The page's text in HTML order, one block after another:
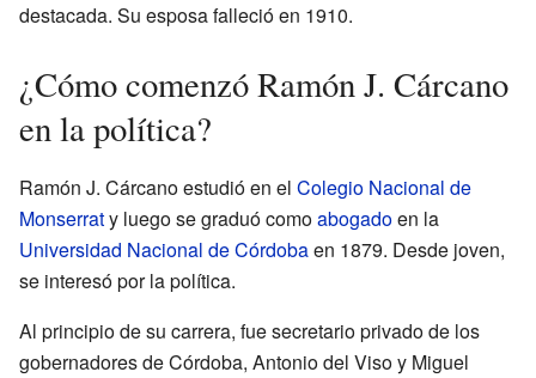
destacada. Su esposa falleció en 1910.
¿Cómo comenzó Ramón J. Cárcano
en la política?
Ramón J. Cárcano estudió en el Colegio Nacional de
Monserraty luego se graduó comoabogadoen la
Universidad Nacional de Córdobaen 1879. Desde joven,
se interesó por la política.
Al principio de su carrera, fue secretario privado de los
gobernadores de Córdoba, Antonio del Viso y Miguel